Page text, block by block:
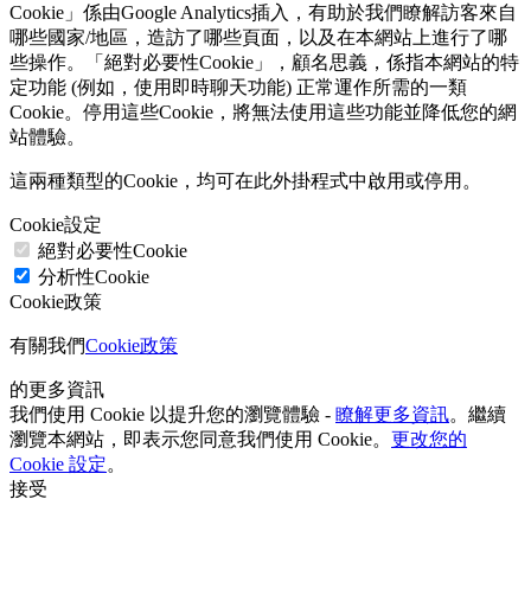
Cookie」係由Google Analytics插入，有助於我們瞭解訪客來自
哪些國家/地區，造訪了哪些頁面，以及在本網站上進行了哪
些操作。「絕對必要性Cookie」，顧名思義，係指本網站的特
定功能 (例如，使用即時聊天功能) 正常運作所需的一類
Cookie。停用這些Cookie，將無法使用這些功能並降低您的網
站體驗。
這兩種類型的Cookie，均可在此外掛程式中啟用或停用。
Cookie設定
絕對必要性Cookie
分析性Cookie
Cookie政策
有關我們Cookie政策
的更多資訊
我們使用 Cookie 以提升您的瀏覽體驗 - 瞭解更多資訊。繼續
瀏覽本網站，即表示您同意我們使用 Cookie。 更改您的
Cookie 設定。
接受